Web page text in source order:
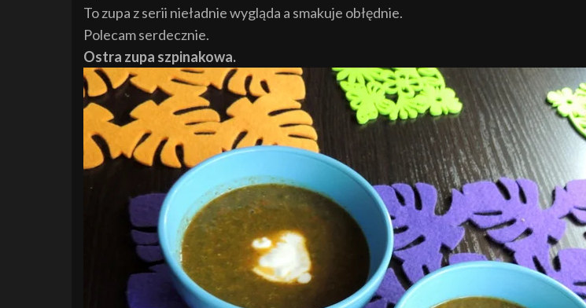
To zupa z serii nieładnie wygląda a smakuje obłędnie.
Polecam serdecznie.
Ostra zupa szpinakowa.